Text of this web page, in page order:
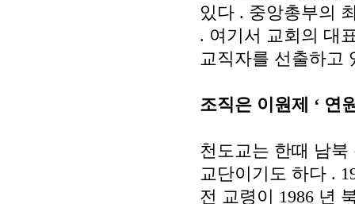
있다 . 중앙총부의
. 여기서 교회의 대
교직자를 선출하고
조직은 이원제 ‘ 연
천도교는 한때 남
교단이기도 하다 .
전 교령이 1986 년